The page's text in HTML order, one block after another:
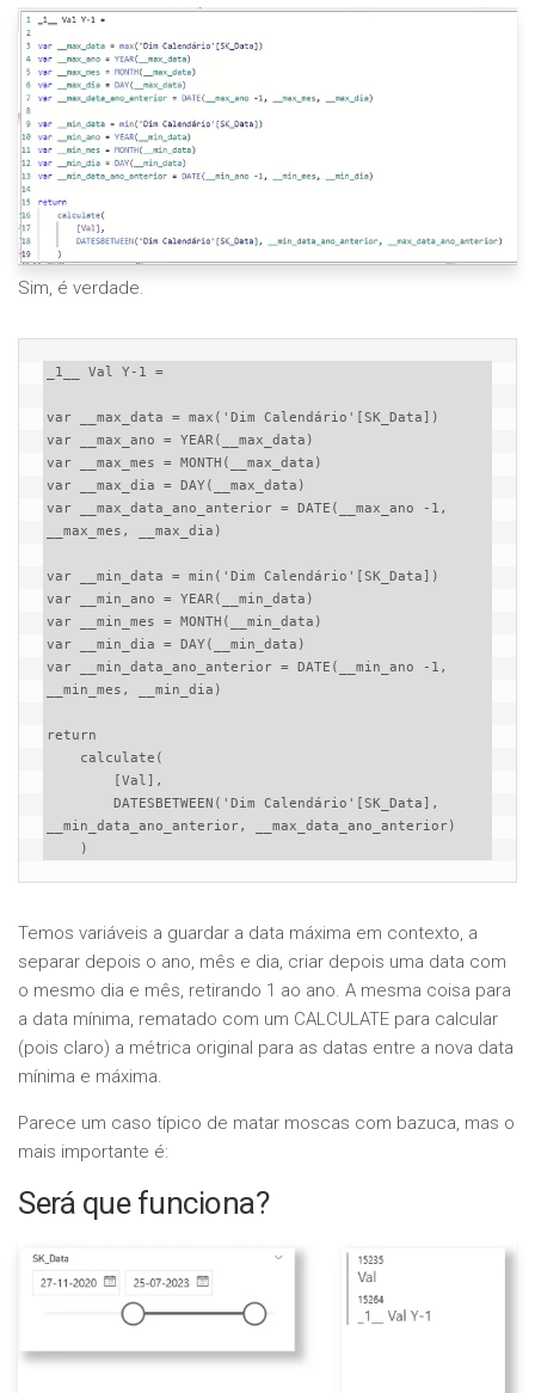
Sim, é verdade.
_1__ Val Y-1 =
var __max_data = max('Dim Calendário'[SK_Data])
var __max_ano = YEAR(__max_data)
var __max_mes = MONTH(__max_data)
var __max_dia = DAY(__max_data)
var __max_data_ano_anterior = DATE(__max_ano -1,
__max_mes, __max_dia)
var __min_data = min('Dim Calendário'[SK_Data])
var __min_ano = YEAR(__min_data)
var __min_mes = MONTH(__min_data)
var __min_dia = DAY(__min_data)
var __min_data_ano_anterior = DATE(__min_ano -1,
__min_mes, __min_dia)
return
__min_data_ano_anterior, __max_data_ano_anterior)
    )
Temos variáveis a guardar a data máxima em contexto, a
separar depois o ano, mês e dia, criar depois uma data com
o mesmo dia e mês, retirando 1 ao ano. A mesma coisa para
a data mínima, rematado com um CALCULATE para calcular
(pois claro) a métrica original para as datas entre a nova data
mínima e máxima.
Parece um caso típico de matar moscas com bazuca, mas o
mais importante é:
Será que funciona?